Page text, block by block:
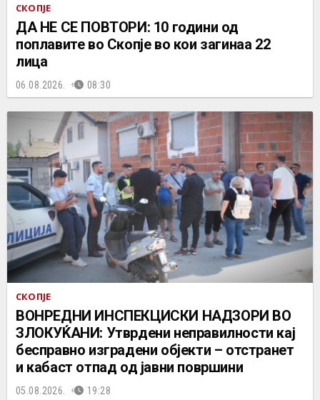
СКОПЈЕ
ДА НЕ СЕ ПОВТОРИ: 10 години од
поплавите во Скопје во кои загинаа 22
лица
06.08.2026. 08:30
СКОПЈЕ
ВОНРЕДНИ ИНСПЕКЦИСКИ НАДЗОРИ ВО
ЗЛОКУЌАНИ: Утврдени неправилности кај
бесправно изградени објекти – отстранет
и кабаст отпад од јавни површини
05.08.2026. 19:28